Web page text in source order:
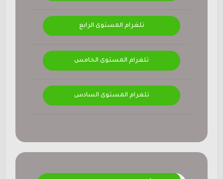
تلغرام المستوى الرابع
تلغرام المستوى الخامس
تلغرام المستوى السادس